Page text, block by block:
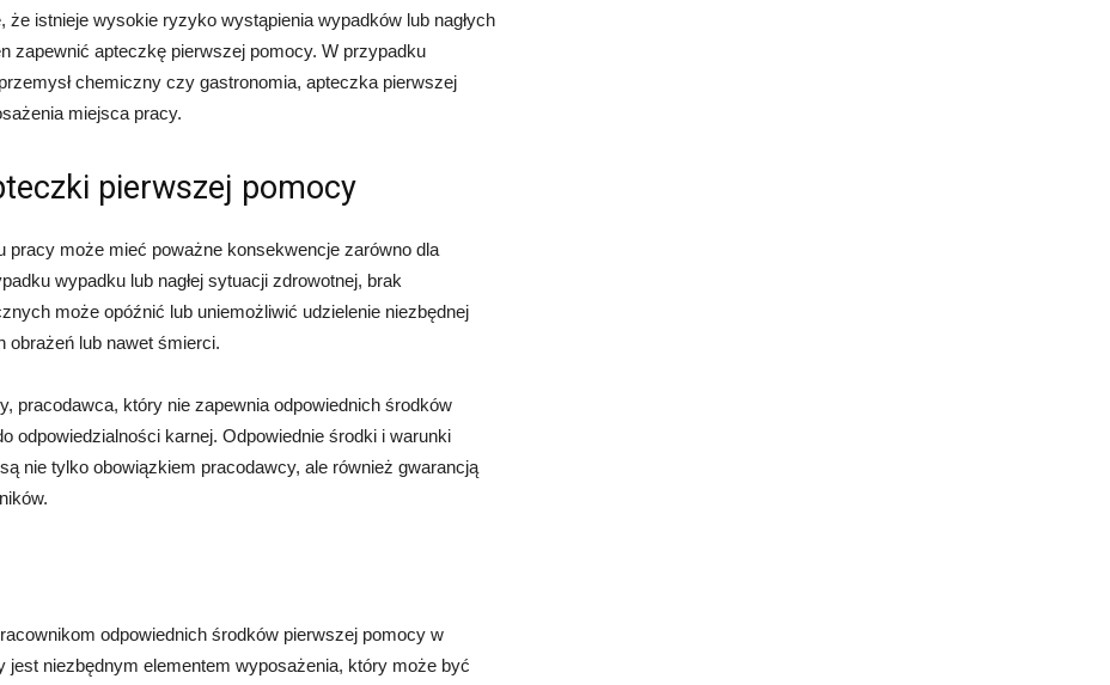
istnieje wysokie ryzyko wystąpienia wypadków lub nagłych
zapewnić apteczkę pierwszej pomocy. W przypadku
chemiczny czy gastronomia, apteczka pierwszej
miejsca pracy.
pierwszej pomocy
może mieć poważne konsekwencje zarówno dla
wypadku lub nagłej sytuacji zdrowotnej, brak
może opóźnić lub uniemożliwić udzielenie niezbędnej
obrażeń lub nawet śmierci.
pracodawca, który nie zapewnia odpowiednich środków
odpowiedzialności karnej. Odpowiednie środki i warunki
nie tylko obowiązkiem pracodawcy, ale również gwarancją
odpowiednich środków pierwszej pomocy w
niezbędnym elementem wyposażenia, który może być